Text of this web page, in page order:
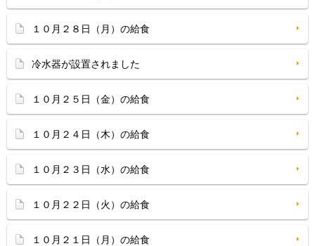
１０月２８日（月）の給食
冷水器が設置されました
１０月２５日（金）の給食
１０月２４日（木）の給食
１０月２３日（水）の給食
１０月２２日（火）の給食
１０月２１日（月）の給食